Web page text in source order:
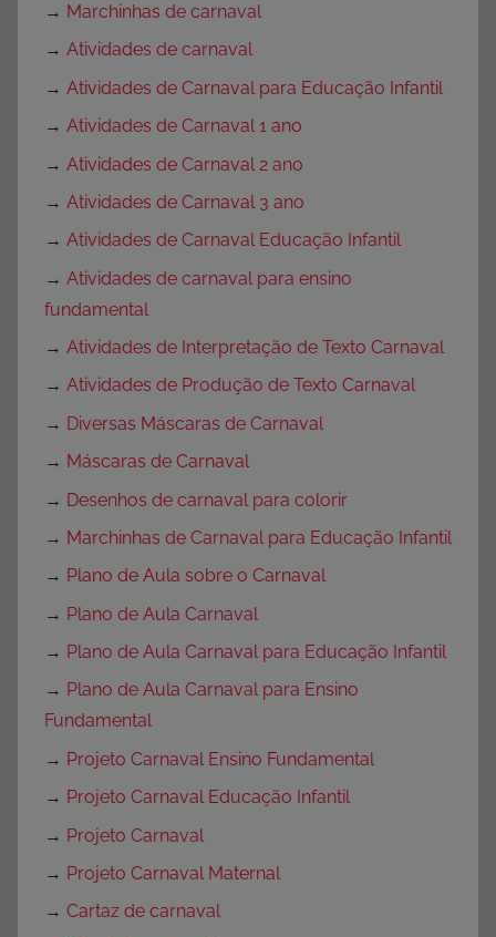
→ Marchinhas de carnaval
→ Atividades de carnaval
→ Atividades de Carnaval para Educação Infantil
→ Atividades de Carnaval 1 ano
→ Atividades de Carnaval 2 ano
→ Atividades de Carnaval 3 ano
→ Atividades de Carnaval Educação Infantil
→ Atividades de carnaval para ensino
fundamental
→ Atividades de Interpretação de Texto Carnaval
→ Atividades de Produção de Texto Carnaval
→ Diversas Máscaras de Carnaval
→ Máscaras de Carnaval
→ Desenhos de carnaval para colorir
→ Marchinhas de Carnaval para Educação Infantil
→ Plano de Aula sobre o Carnaval
→ Plano de Aula Carnaval
→ Plano de Aula Carnaval para Educação Infantil
→ Plano de Aula Carnaval para Ensino
Fundamental
→ Projeto Carnaval Ensino Fundamental
→ Projeto Carnaval Educação Infantil
→ Projeto Carnaval
→ Projeto Carnaval Maternal
→ Cartaz de carnaval